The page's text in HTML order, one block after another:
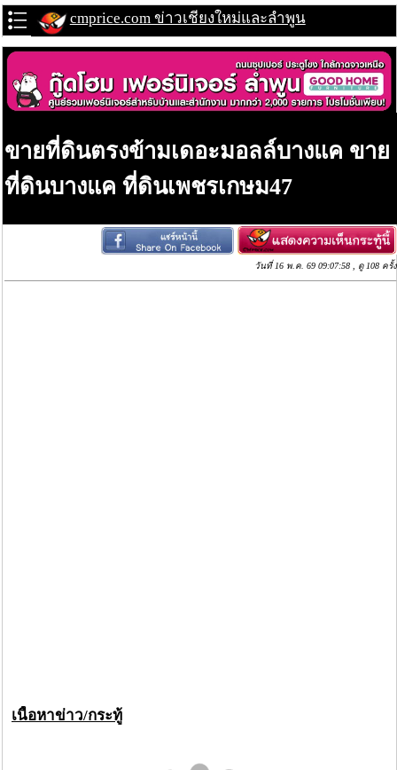
cmprice.com ข่าวเชียงใหม่และลำพูน
ขายที่ดินตรงข้ามเดอะมอลล์บางแค ขาย
ที่ดินบางแค ที่ดินเพชรเกษม47
วันที่ 16 พ.ค. 69 09:07:58 , ดู 108 ครั้ง
เนื้อหาข่าว/กระทู้